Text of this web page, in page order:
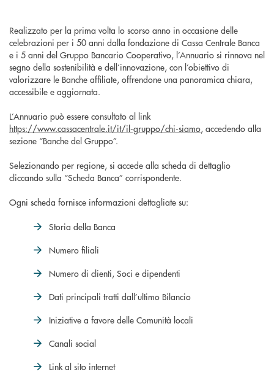
Realizzato per la prima volta lo scorso anno in occasione delle
celebrazioni per i 50 anni dalla fondazione di Cassa Centrale Banca
e i 5 anni del Gruppo Bancario Cooperativo, l’Annuario si rinnova nel
segno della sostenibilità e dell’innovazione, con l’obiettivo di
valorizzare le Banche affiliate, offrendone una panoramica chiara,
accessibile e aggiornata.
L’Annuario può essere consultato al link
https://www.cassacentrale.it/it/il-gruppo/chi-siamo, accedendo alla
sezione “Banche del Gruppo”.
Selezionando per regione, si accede alla scheda di dettaglio
cliccando sulla “Scheda Banca” corrispondente.
Ogni scheda fornisce informazioni dettagliate su:
Storia della Banca
Numero filiali
Numero di clienti, Soci e dipendenti
Dati principali tratti dall’ultimo Bilancio
Iniziative a favore delle Comunità locali
Canali social
Link al sito internet